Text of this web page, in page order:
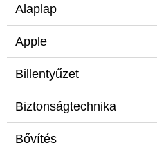
Alaplap
Apple
Billentyűzet
Biztonságtechnika
Bővítés